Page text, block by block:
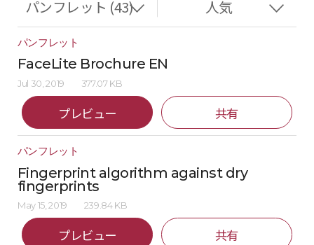
パンフレット
FaceLite Brochure EN
Jul 30, 2019 377.07 KB
プレビュー 共有
パンフレット
Fingerprint algorithm against dry
fingerprints
May 15, 2019 239.84 KB
プレビュー 共有